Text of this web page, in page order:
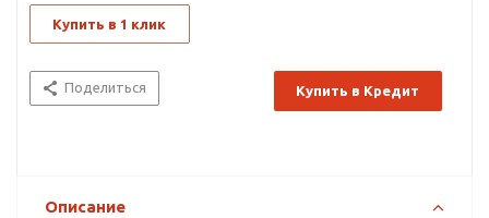
Купить в 1 клик
Поделиться Купить в Кредит
Описание